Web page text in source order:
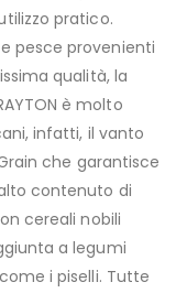
pratico.
pesce provenienti
qualità, la
è molto
infatti, il vanto
che garantisce
contenuto di
cereali nobili
a legumi
i piselli. Tutte